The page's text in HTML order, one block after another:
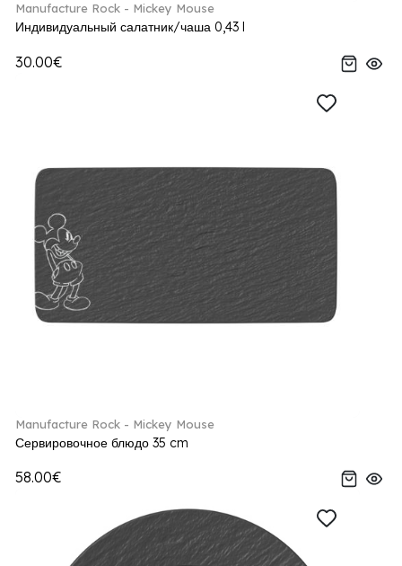
Manufacture Rock - Mickey Mouse
Индивидуальный салатник/чаша 0,43 l
30.00€
Manufacture Rock - Mickey Mouse
Сервировочное блюдо 35 cm
58.00€